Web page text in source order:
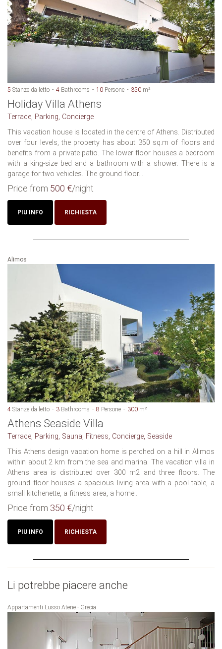
5 Stanze da letto 4 Bathrooms 10 Persone 350 m²
Holiday Villa Athens
Terrace, Parking, Concierge
This vacation house is located in the centre of Athens. Distributed
over four levels, the property has about 350 sq.m of floors and
benefits from a private patio. The lower floor houses a bedroom
with a king-size bed and a bathroom with a shower. There is a
garage for two vehicles. The ground floor...
Price from 500 €/night
PIU INFO RICHIESTA
Alimos
4 Stanze da letto 3 Bathrooms 8 Persone 300 m²
Athens Seaside Villa
Terrace, Parking, Sauna, Fitness, Concierge, Seaside
This Athens design vacation home is perched on a hill in Alimos
within about 2 km from the sea and marina. The vacation villa in
Athens area is distributed over 300 m2 and three floors. The
ground floor houses a spacious living area with a pool table, a
small kitchenette, a fitness area, a home...
Price from 350 €/night
PIU INFO RICHIESTA
Li potrebbe piacere anche
Appartamenti Lusso Atene - Grecia